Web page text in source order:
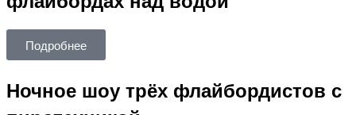
Подробнее
Ночное шоу трёх флайбордистов с